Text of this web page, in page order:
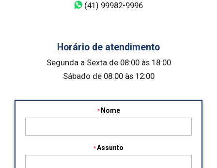
Nome
Assunto
(41) 99982-9996
Horário de atendimento
Segunda a Sexta de 08:00 às 18:00
Sábado de 08:00 às 12:00